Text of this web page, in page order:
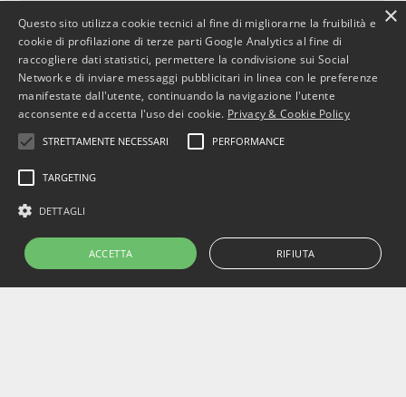
487 post
http://www.businessjus.com
Il mondo del Diritto cambia. È un mondo in
continua evoluzione poiché segue le
evoluzioni del suo principale artefice: l’uomo.
In particolare il mondo del diritto
cambiamenti, progressi e stimoli per
efficiente il sistema.
×
Questo sito utilizza cookie tecnici al fine di migliorarne la fruibilità e
cookie di profilazione di terze parti Google Analytics al fine di
raccogliere dati statistici, permettere la condivisione sui Social
Network e di inviare messaggi pubblicitari in linea con le preferenze
manifestate dall'utente, continuando la navigazione l'utente
acconsente ed accetta l'uso dei cookie. Privacy & Cookie Policy
STRETTAMENTE NECESSARI PERFORMANCE
TARGETING
DETTAGLI
ACCETTA RIFIUTA